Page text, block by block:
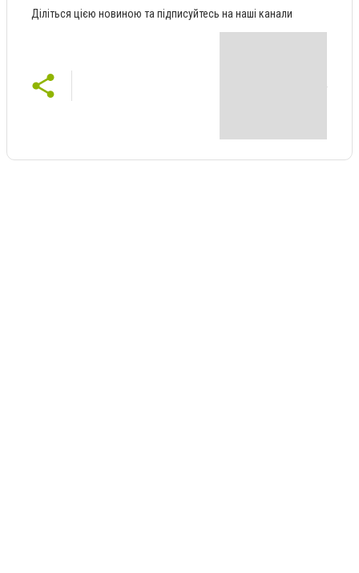
Діліться цією новиною та підписуйтесь на наші канали